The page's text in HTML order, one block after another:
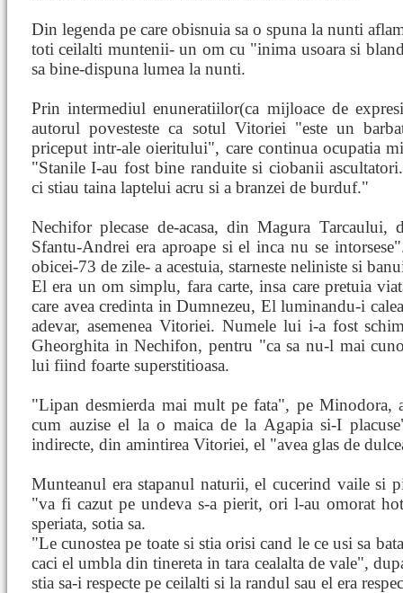
Din legenda pe care obisnuia sa o spuna la nunti
toti ceilalti muntenii- un om cu "inima usoara si
sa bine-dispuna lumea la nunti.
Prin intermediul enuneratiilor(ca mijloace de
autorul povesteste ca sotul Vitoriei "este un
priceput intr-ale oieritului", care continua ocupatia
"Stanile I-au fost bine randuite si ciobanii
ci stiau taina laptelui acru si a branzei de burduf."
Nechifor plecase de-acasa, din Magura
Sfantu-Andrei era aproape si el inca nu se
obicei-73 de zile- a acestuia, starneste neliniste si
El era un om simplu, fara carte, insa care pretuia
care avea credinta in Dumnezeu, El luminandu-i
adevar, asemenea Vitoriei. Numele lui i-a fost
Gheorghita in Nechifon, pentru "ca sa nu-l mai
lui fiind foarte superstitioasa.
"Lipan desmierda mai mult pe fata", pe Minodora,
cum auzise el la o maica de la Agapia si-I
indirecte, din amintirea Vitoriei, el "avea glas de
Munteanul era stapanul naturii, el cucerind vaile si
"va fi cazut pe undeva s-a pierit, ori l-au omorat
speriata, sotia sa.
"Le cunostea pe toate si stia orisi cand le ce usi sa
caci el umbla din tinereta in tara cealalta de vale",
stia sa-i respecte pe ceilalti si la randul sau el era